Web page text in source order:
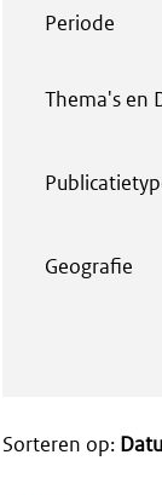
Periode
Thema's en
Geografie
Sorteren op: